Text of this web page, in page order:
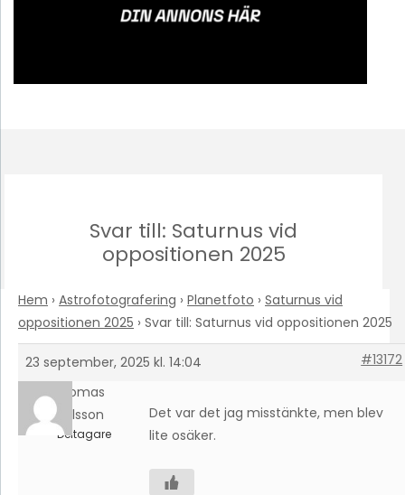
Svar till: Saturnus vid
oppositionen 2025
Hem › Astrofotografering › Planetfoto › Saturnus vid
oppositionen 2025 › Svar till: Saturnus vid oppositionen 2025
23 september, 2025 kl. 14:04
#13172
Thomas
Karlsson
Deltagare
Det var det jag misstänkte, men blev
lite osäker.